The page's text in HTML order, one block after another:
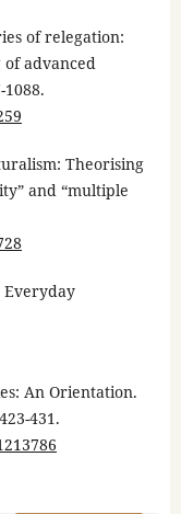
of relegation:
advanced
Theorising
and “multiple
Everyday
An Orientation.
431.